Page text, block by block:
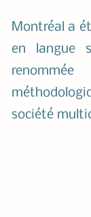
Montréal a
en langue
société